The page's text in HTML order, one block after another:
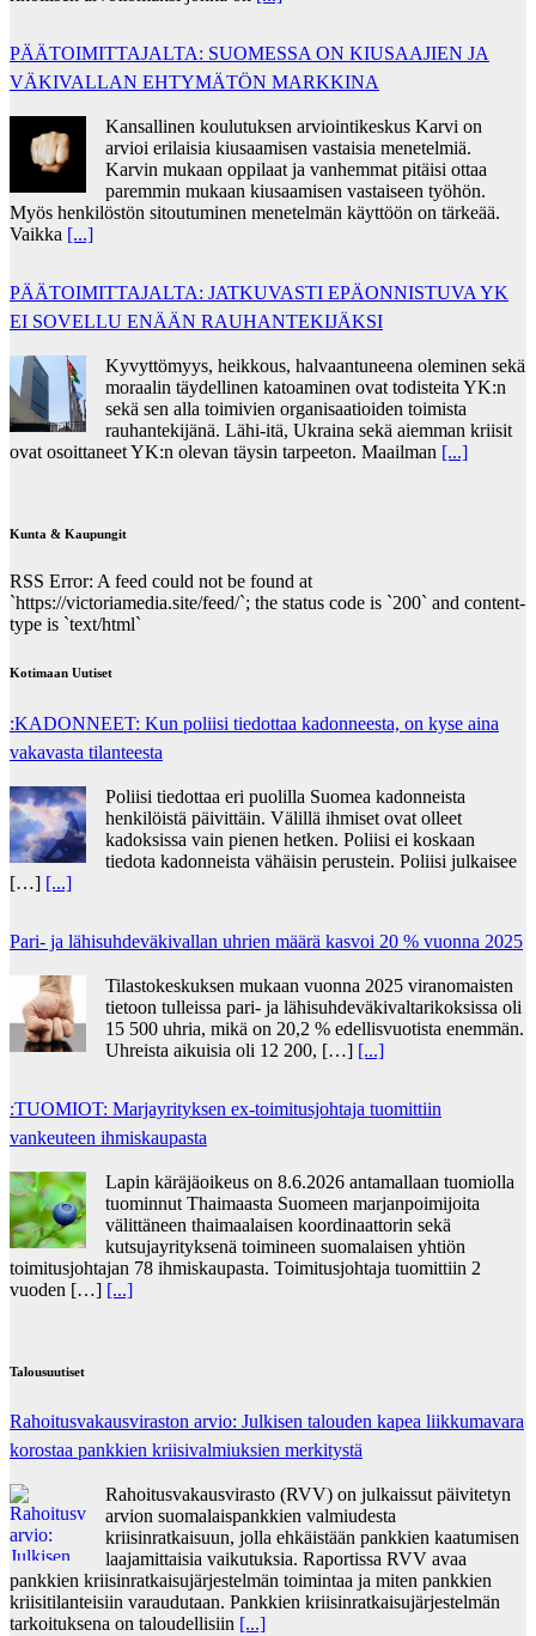
PÄÄTOIMITTAJALTA: SUOMESSA ON KIUSAAJIEN JA
VÄKIVALLAN EHTYMÄTÖN MARKKINA
Kansallinen koulutuksen arviointikeskus Karvi on
arvioi erilaisia kiusaamisen vastaisia menetelmiä.
Karvin mukaan oppilaat ja vanhemmat pitäisi ottaa
paremmin mukaan kiusaamisen vastaiseen työhön.
Myös henkilöstön sitoutuminen menetelmän käyttöön on tärkeää.
Vaikka [...]
PÄÄTOIMITTAJALTA: JATKUVASTI EPÄONNISTUVA YK
EI SOVELLU ENÄÄN RAUHANTEKIJÄKSI
Kyvyttömyys, heikkous, halvaantuneena oleminen sekä
moraalin täydellinen katoaminen ovat todisteita YK:n
sekä sen alla toimivien organisaatioiden toimista
rauhantekijänä. Lähi-itä, Ukraina sekä aiemman kriisit
ovat osoittaneet YK:n olevan täysin tarpeeton. Maailman [...]
Kunta & Kaupungit
RSS Error: A feed could not be found at
`https://victoriamedia.site/feed/`; the status code is `200` and content-
type is `text/html`
Kotimaan Uutiset
:KADONNEET: Kun poliisi tiedottaa kadonneesta, on kyse aina
vakavasta tilanteesta
Poliisi tiedottaa eri puolilla Suomea kadonneista
henkilöistä päivittäin. Välillä ihmiset ovat olleet
kadoksissa vain pienen hetken. Poliisi ei koskaan
tiedota kadonneista vähäisin perustein. Poliisi julkaisee
[…] [...]
Pari- ja lähisuhdeväkivallan uhrien määrä kasvoi 20 % vuonna 2025
Tilastokeskuksen mukaan vuonna 2025 viranomaisten
tietoon tulleissa pari- ja lähisuhdeväkivaltarikoksissa oli
15 500 uhria, mikä on 20,2 % edellisvuotista enemmän.
Uhreista aikuisia oli 12 200, […] [...]
:TUOMIOT: Marjayrityksen ex-toimitusjohtaja tuomittiin
vankeuteen ihmiskaupasta
Lapin käräjäoikeus on 8.6.2026 antamallaan tuomiolla
tuominnut Thaimaasta Suomeen marjanpoimijoita
välittäneen thaimaalaisen koordinaattorin sekä
kutsujayrityksenä toimineen suomalaisen yhtiön
toimitusjohtajan 78 ihmiskaupasta. Toimitusjohtaja tuomittiin 2
vuoden […] [...]
Talousuutiset
Rahoitusvakausviraston arvio: Julkisen talouden kapea liikkumavara
korostaa pankkien kriisivalmiuksien merkitystä
Rahoitusvakausvirasto (RVV) on julkaissut päivitetyn
arvion suomalaispankkien valmiudesta
kriisinratkaisuun, jolla ehkäistään pankkien kaatumisen
laajamittaisia vaikutuksia. Raportissa RVV avaa
pankkien kriisinratkaisujärjestelmän toimintaa ja miten pankkien
kriisitilanteisiin varaudutaan. Pankkien kriisinratkaisujärjestelmän
tarkoituksena on taloudellisiin [...]